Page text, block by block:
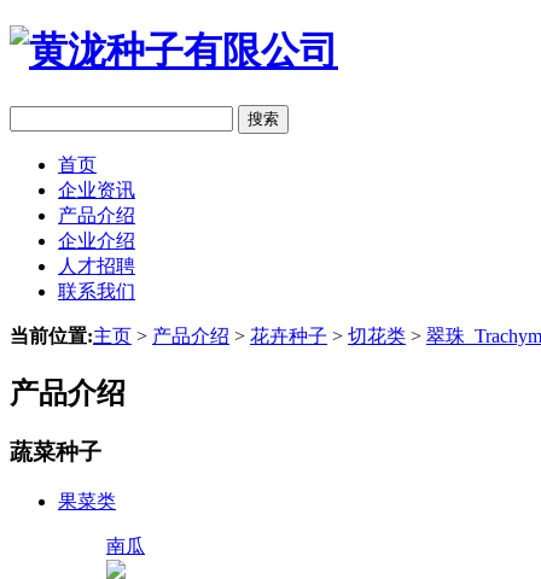
搜索
首页
企业资讯
产品介绍
企业介绍
人才招聘
联系我们
当前位置:主页 > 产品介绍 > 花卉种子 > 切花类 > 翠珠
产品介绍
蔬菜种子
果菜类
南瓜